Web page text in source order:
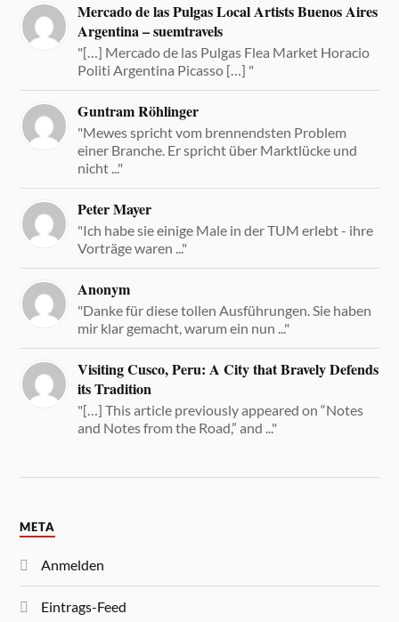
Mercado de las Pulgas Local Artists Buenos Aires
Argentina – suemtravels
"[…] Mercado de las Pulgas Flea Market Horacio
Politi Argentina Picasso […] "
Guntram Röhlinger
"Mewes spricht vom brennendsten Problem
einer Branche. Er spricht über Marktlücke und
nicht ..."
Peter Mayer
"Ich habe sie einige Male in der TUM erlebt - ihre
Vorträge waren ..."
Anonym
"Danke für diese tollen Ausführungen. Sie haben
mir klar gemacht, warum ein nun ..."
Visiting Cusco, Peru: A City that Bravely Defends
its Tradition
"[…] This article previously appeared on “Notes
and Notes from the Road,” and ..."
META
Anmelden
Eintrags-Feed